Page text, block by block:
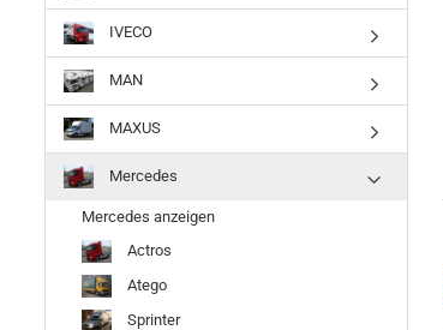
IVECO
MAN
MAXUS
Mercedes
Mercedes anzeigen
Actros
Atego
Sprinter